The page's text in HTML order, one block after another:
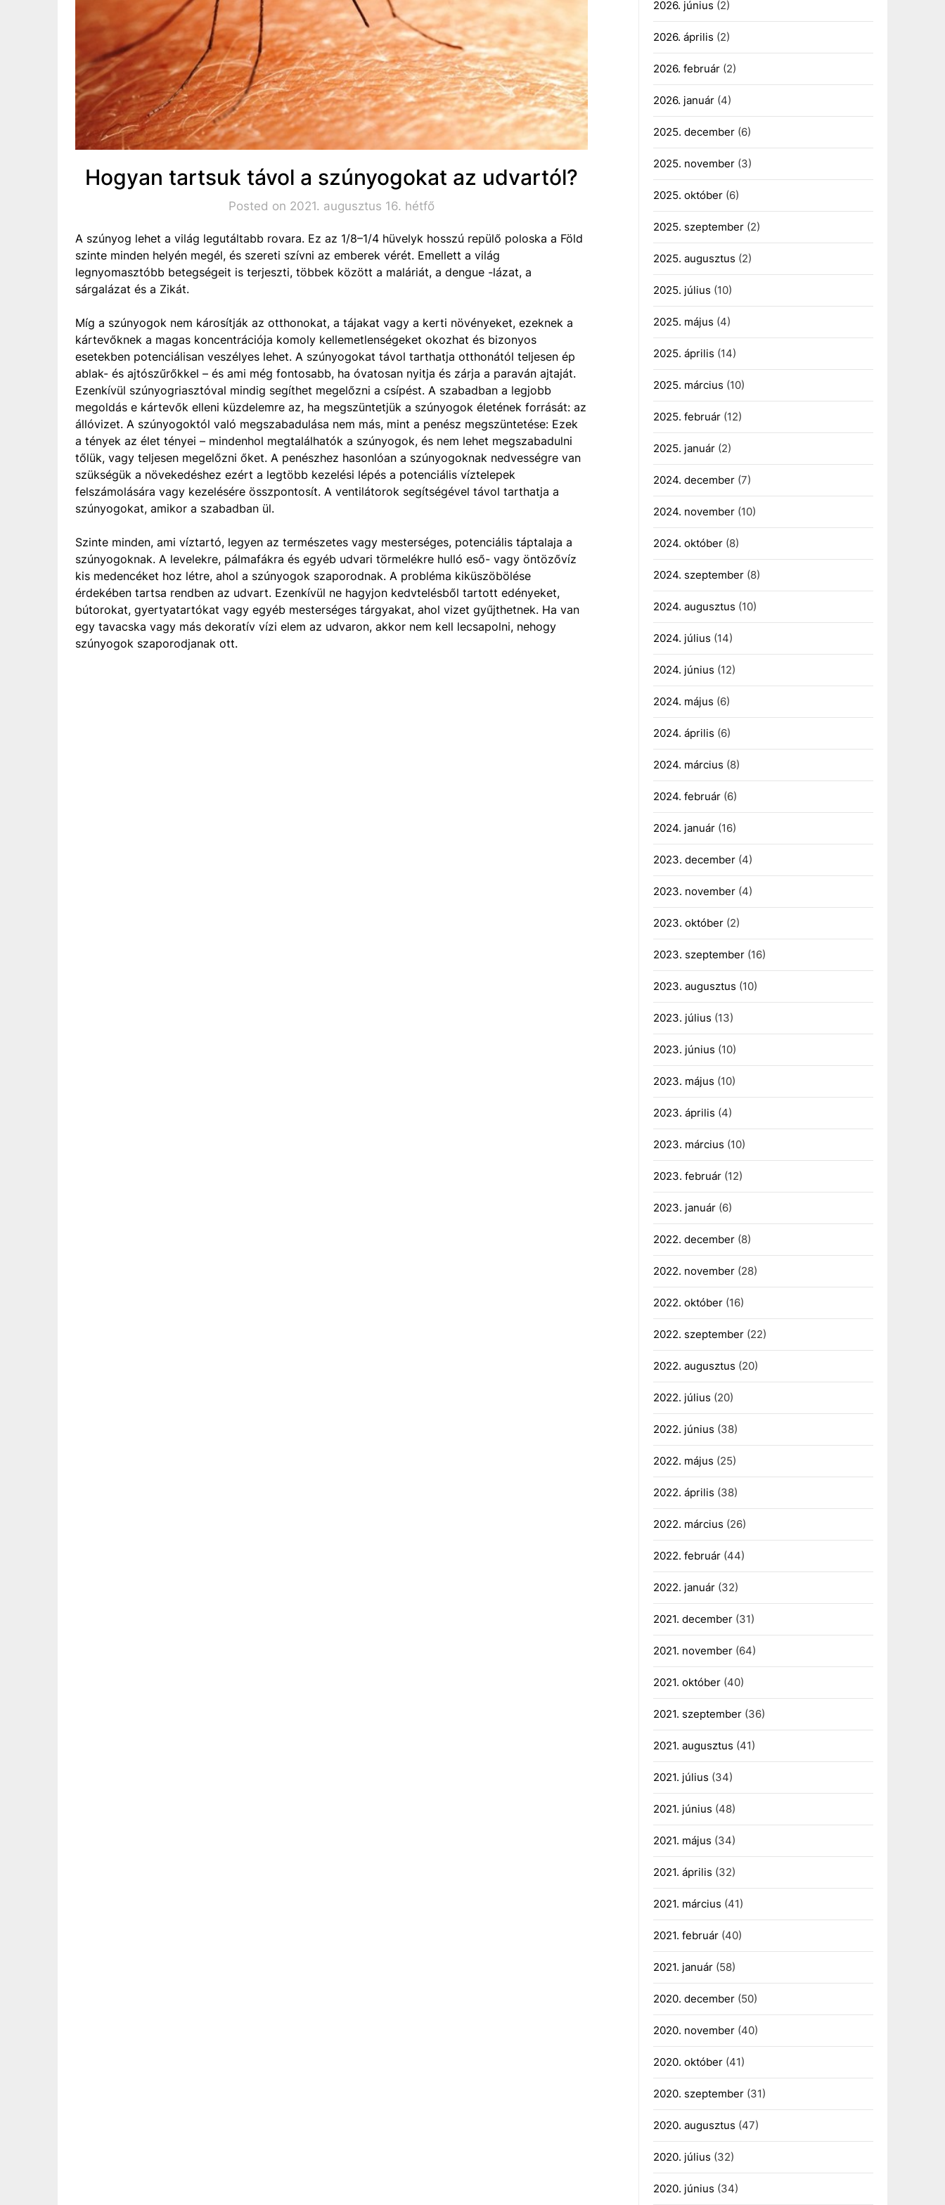
Hogyan tartsuk távol a szúnyogokat az udvartól?
Posted on 2021. augusztus 16. hétfő
A szúnyog lehet a világ legutáltabb rovara. Ez az 1/8–1/4 hüvelyk hosszú repülő poloska a Föld
szinte minden helyén megél, és szereti szívni az emberek vérét. Emellett a világ
legnyomasztóbb betegségeit is terjeszti, többek között a maláriát, a dengue -lázat, a
sárgalázat és a Zikát.
Míg a szúnyogok nem károsítják az otthonokat, a tájakat vagy a kerti növényeket, ezeknek a
kártevőknek a magas koncentrációja komoly kellemetlenségeket okozhat és bizonyos
esetekben potenciálisan veszélyes lehet. A szúnyogokat távol tarthatja otthonától teljesen ép
ablak- és ajtószűrőkkel – és ami még fontosabb, ha óvatosan nyitja és zárja a paraván ajtaját.
Ezenkívül szúnyogriasztóval mindig segíthet megelőzni a csípést. A szabadban a legjobb
megoldás e kártevők elleni küzdelemre az, ha megszüntetjük a szúnyogok életének forrását: az
állóvizet. A szúnyogoktól való megszabadulása nem más, mint a penész megszüntetése: Ezek
a tények az élet tényei – mindenhol megtalálhatók a szúnyogok, és nem lehet megszabadulni
tőlük, vagy teljesen megelőzni őket. A penészhez hasonlóan a szúnyogoknak nedvességre van
szükségük a növekedéshez ezért a legtöbb kezelési lépés a potenciális víztelepek
felszámolására vagy kezelésére összpontosít. A ventilátorok segítségével távol tarthatja a
szúnyogokat, amikor a szabadban ül.
Szinte minden, ami víztartó, legyen az természetes vagy mesterséges, potenciális táptalaja a
szúnyogoknak. A levelekre, pálmafákra és egyéb udvari törmelékre hulló eső- vagy öntözővíz
kis medencéket hoz létre, ahol a szúnyogok szaporodnak. A probléma kiküszöbölése
érdekében tartsa rendben az udvart. Ezenkívül ne hagyjon kedvtelésből tartott edényeket,
bútorokat, gyertyatartókat vagy egyéb mesterséges tárgyakat, ahol vizet gyűjthetnek. Ha van
egy tavacska vagy más dekoratív vízi elem az udvaron, akkor nem kell lecsapolni, nehogy
szúnyogok szaporodjanak ott.
2026. június (2)
2026. április (2)
2026. február(2)
2026. január(4)
2025. december(6)
2025. november(3)
2025. október(6)
2025. szeptember(2)
2025. augusztus (2)
2025. július (10)
2025. május (4)
2025. április (14)
2025. március (10)
2025. február(12)
2025. január(2)
2024. december(7)
2024. november(10)
2024. október(8)
2024. szeptember(8)
2024. augusztus (10)
2024. július (14)
2024. június (12)
2024. május (6)
2024. április (6)
2024. március (8)
2024. február(6)
2024. január(16)
2023. december(4)
2023. november(4)
2023. október(2)
2023. szeptember(16)
2023. augusztus (10)
2023. július (13)
2023. június (10)
2023. május (10)
2023. április (4)
2023. március (10)
2023. február(12)
2023. január(6)
2022. december(8)
2022. november(28)
2022. október(16)
2022. szeptember(22)
2022. augusztus (20)
2022. július (20)
2022. június (38)
2022. május (25)
2022. április (38)
2022. március (26)
2022. február(44)
2022. január(32)
2021. december(31)
2021. november(64)
2021. október(40)
2021. szeptember(36)
2021. augusztus (41)
2021. július (34)
2021. június (48)
2021. május (34)
2021. április (32)
2021. március (41)
2021. február(40)
2021. január(58)
2020. december(50)
2020. november(40)
2020. október(41)
2020. szeptember(31)
2020. augusztus (47)
2020. július (32)
2020. június (34)